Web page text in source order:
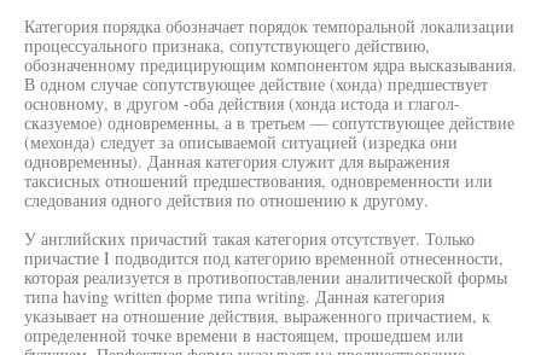
Категория порядка обозначает порядок темпоральной локализации
процессуального признака, сопутствующего действию,
обозначенному предицирующим компонентом ядра высказывания.
В одном случае сопутствующее действие (хонда) предшествует
основному, в другом -оба действия (хонда истода и глагол-
сказуемое) одновременны, а в третьем — сопутствующее действие
(мехонда) следует за описываемой ситуацией (изредка они
одновременны). Данная категория служит для выражения
таксисных отношений предшествования, одновременности или
следования одного действия по отношению к другому.
У английских причастий такая категория отсутствует. Только
причастие I подводится под категорию временной отнесенности,
которая реализуется в противопоставлении аналитической формы
типа having written форме типа writing. Данная категория
указывает на отношение действия, выраженного причастием, к
определенной точке времени в настоящем, прошедшем или